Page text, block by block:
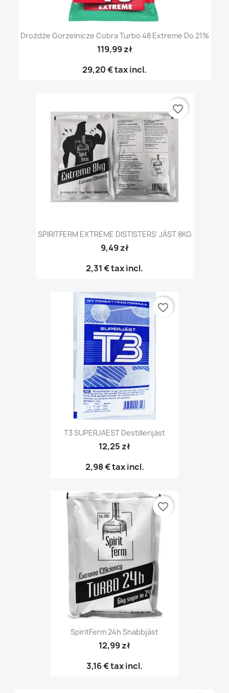
Drożdże Gorzelnicze Cobra Turbo 48 Extreme Do 21%
119,99 zł
29,20 €tax incl.
SPIRITFERM EXTREME DISTISTERS' JÄST 8KG
9,49 zł
2,31 €tax incl.
favorite_border
T3 SUPERJAEST Destillerijäst
12,25 zł
2,98 €tax incl.
favorite_border
SpiritFerm 24h Snabbjäst
12,99 zł
3,16 €tax incl.
favorite_border